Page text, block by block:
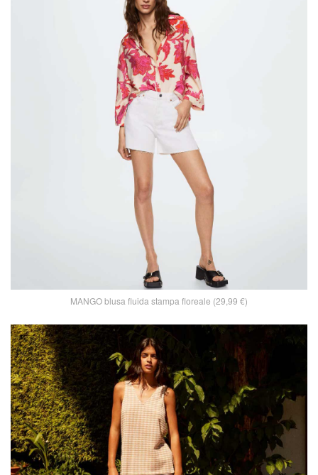
MANGO blusa fluida stampa floreale (29,99 €)